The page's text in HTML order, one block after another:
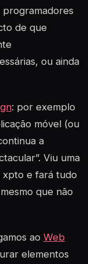
programadores
de que
ou ainda
: por exemplo
móvel (ou
a
Viu uma
xpto e fará tudo
que não
ao Web
elementos